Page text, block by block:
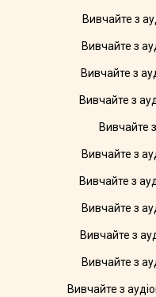
Вивчайте з
Вивчайте з
Вивчайте з
Вивчайте з
Вивчайте
Вивчайте з
Вивчайте з
Вивчайте з
Вивчайте з
Вивчайте з
Вивчайте з